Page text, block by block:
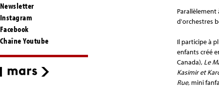
Newsletter
Instagram
Facebook
Chaîne Youtube
d'orchestres
Il participe à
enfants créé
Canada), Le
Kasimir et
Rue, mini